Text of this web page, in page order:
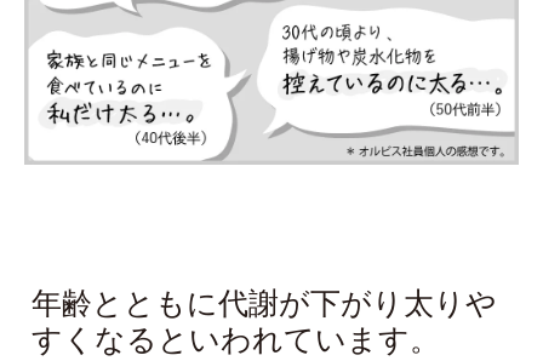
年齢とともに代謝が下がり太りや
すくなるといわれています。